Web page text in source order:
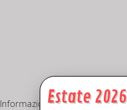
Informazioni aggiuntive
Estate 2026